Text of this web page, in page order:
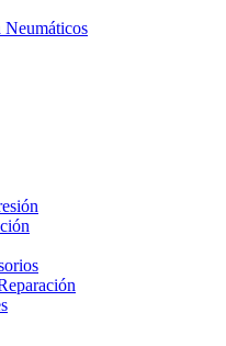
Neumáticos